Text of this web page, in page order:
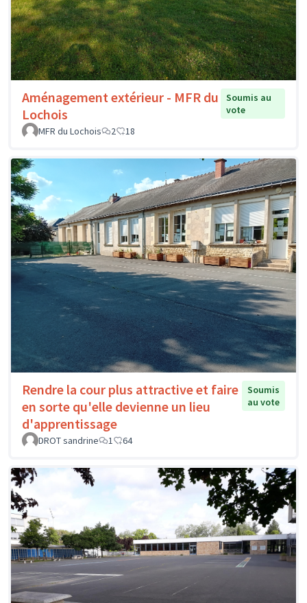
Aménagement extérieur - MFR du
Lochois
Soumis au
vote
MFR du Lochois
2 18
Rendre la cour plus attractive et faire
en sorte qu'elle devienne un lieu
d'apprentissage
Soumis
au vote
DROT sandrine 1 64